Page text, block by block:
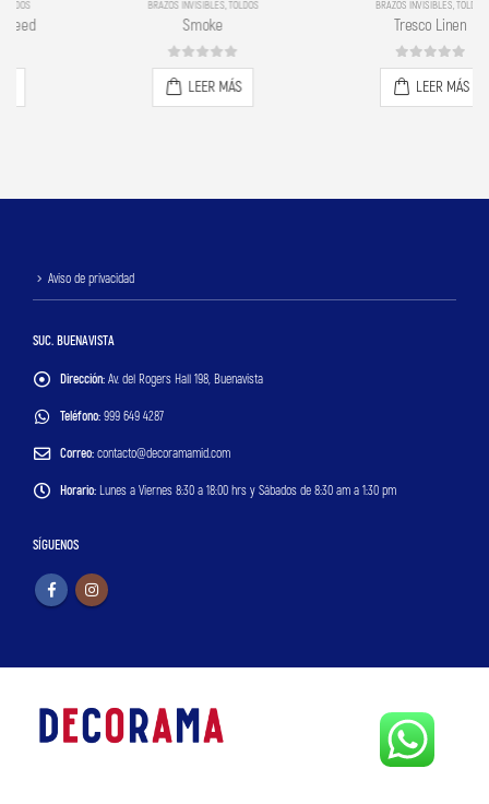
BRAZOS INVISIBLES,TOLDOS
LEER MÁS
BRAZOS INVISIBLES,TOLDOS
Tresco Linen
LEER MÁS
Aviso de privacidad
SUC. BUENAVISTA
Dirección: Av. del Rogers Hall 198, Buenavista
Teléfono: 999 649 4287
Correo: contacto@decoramamid.com
Horario: Lunes a Viernes 8:30 a 18:00 hrs y Sábados de 8:30 am a 1:30 pm
SÍGUENOS